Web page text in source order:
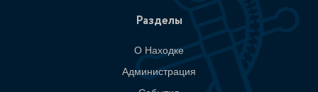
Разделы
О Находке
Администрация